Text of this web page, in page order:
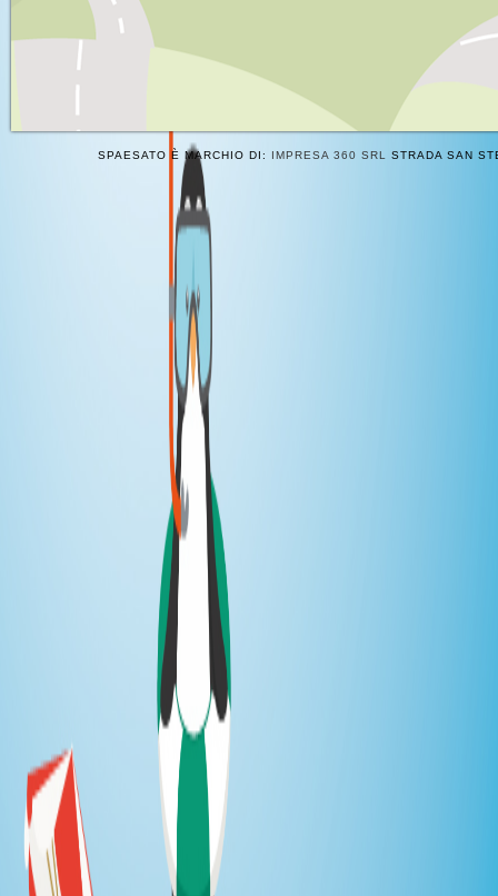
SPAESATO È MARCHIO DI: IMPRESA 360 SRL STRADA SAN